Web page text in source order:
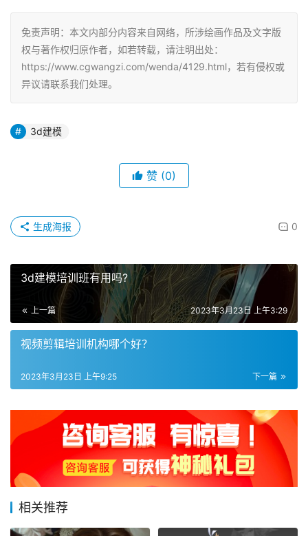
免责声明：本文内部分内容来自网络，所涉绘画作品及文字版
权与著作权归原作者，如若转载，请注明出处：
https://www.cgwangzi.com/wenda/4129.html，若有侵权或
异议请联系我们处理。
3d建模
赞 (0)
0
生成海报
3d建模培训班有用吗?
上一篇 2023年3月23日 上午3:29
视频剪辑培训机构哪个好？
下一篇
2023年3月23日 上午9:25
相关推荐